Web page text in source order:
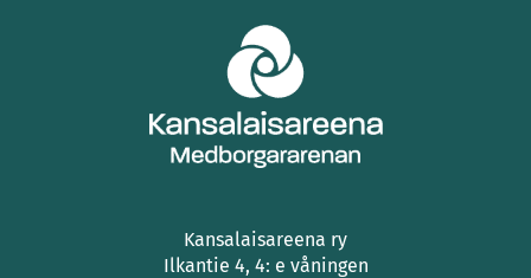
Kansalaisareena ry
Ilkantie 4, 4: e våningen